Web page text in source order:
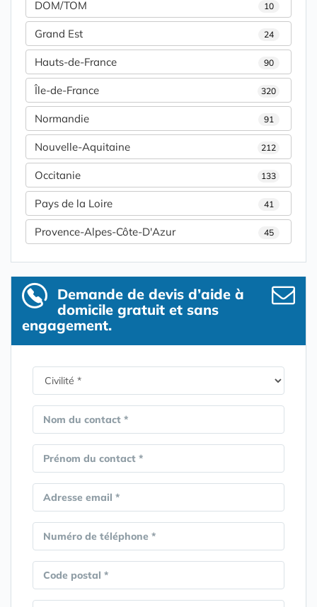
DOM/TOM 10
Grand Est 24
Hauts-de-France 90
Île-de-France 320
Normandie 91
Nouvelle-Aquitaine 212
Occitanie 133
Pays de la Loire 41
Provence-Alpes-Côte-D'Azur 45
Demande de devis d’aide à
domicile gratuit et sans
engagement.
Nom du contact *
Prénom du contact *
Adresse email *
Numéro de téléphone *
Code postal *